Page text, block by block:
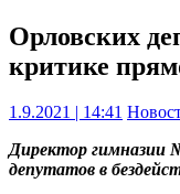
Орловских
критике
1.9.2021 | 14:41
Директор гимназии
депутатов в